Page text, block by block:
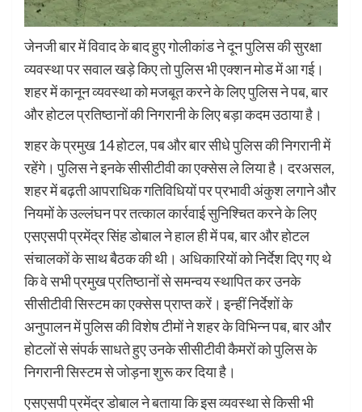
जेनजी बार में विवाद के बाद हुए गोलीकांड ने दून पुलिस की सुरक्षा
व्यवस्था पर सवाल खड़े किए तो पुलिस भी एक्शन मोड में आ गई।
शहर में कानून व्यवस्था को मजबूत करने के लिए पुलिस ने पब, बार
और होटल प्रतिष्ठानों की निगरानी के लिए बड़ा कदम उठाया है।
शहर के प्रमुख 14 होटल, पब और बार सीधे पुलिस की निगरानी में
रहेंगे। पुलिस ने इनके सीसीटीवी का एक्सेस ले लिया है। दरअसल,
शहर में बढ़ती आपराधिक गतिविधियों पर प्रभावी अंकुश लगाने और
नियमों के उल्लंघन पर तत्काल कार्रवाई सुनिश्चित करने के लिए
एसएसपी प्रमेंद्र सिंह डोबाल ने हाल ही में पब, बार और होटल
संचालकों के साथ बैठक की थी। अधिकारियों को निर्देश दिए गए थे
कि वे सभी प्रमुख प्रतिष्ठानों से समन्वय स्थापित कर उनके
सीसीटीवी सिस्टम का एक्सेस प्राप्त करें। इन्हीं निर्देशों के
अनुपालन में पुलिस की विशेष टीमों ने शहर के विभिन्न पब, बार और
होटलों से संपर्क साधते हुए उनके सीसीटीवी कैमरों को पुलिस के
निगरानी सिस्टम से जोड़ना शुरू कर दिया है।
एसएसपी प्रमेंद्र डोबाल ने बताया कि इस व्यवस्था से किसी भी